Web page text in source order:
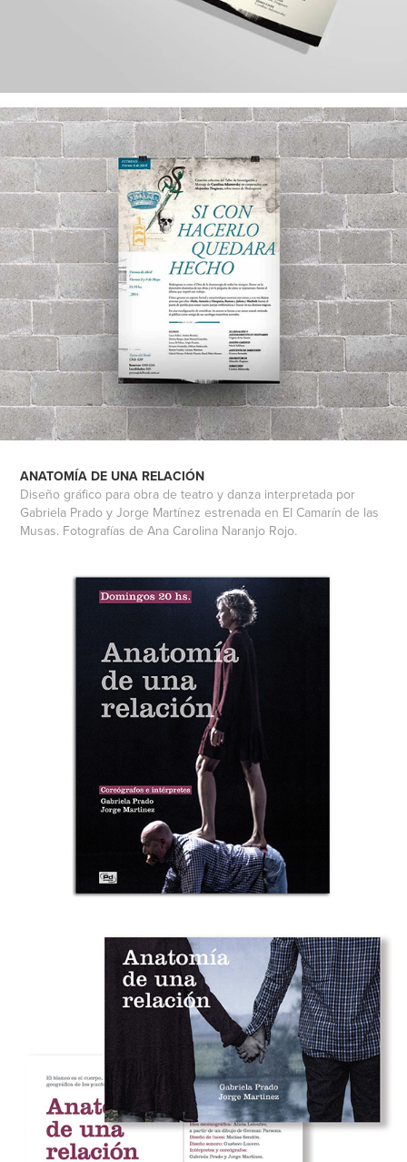
ANATOMÍA DE UNA RELACIÓN
Diseño gráfico para obra de teatro y danza interpretada por
Gabriela Prado y Jorge Martínez estrenada en El Camarín de las
Musas. Fotografías de Ana Carolina Naranjo Rojo.​​​​​​​